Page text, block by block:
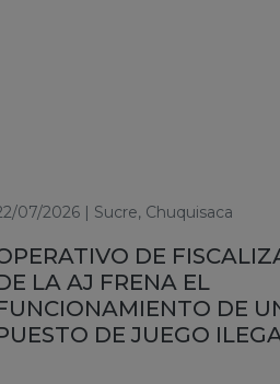
07/2026 | Sucre, Chuquisaca
DE
LA AJ FRENA EL
DE
DE JUEGO